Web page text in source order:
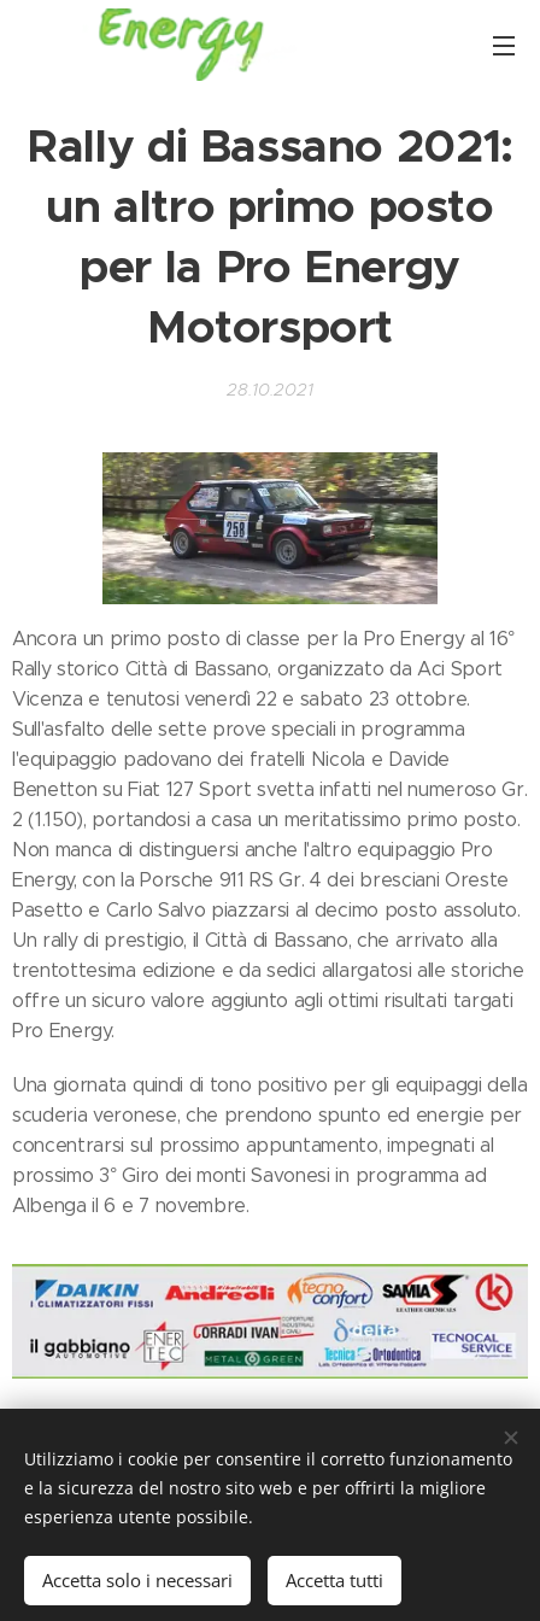
Rally di Bassano 2021:
un altro primo posto
per la Pro Energy
Motorsport
28.10.2021
Ancora un primo posto di classe per la Pro Energy al 16°
Rally storico Città di Bassano, organizzato da Aci Sport
Vicenza e tenutosi venerdì 22 e sabato 23 ottobre.
Sull'asfalto delle sette prove speciali in programma
l'equipaggio padovano dei fratelli Nicola e Davide
Benetton su Fiat 127 Sport svetta infatti nel numeroso Gr.
2 (1.150), portandosi a casa un meritatissimo primo posto.
Non manca di distinguersi anche l'altro equipaggio Pro
Energy, con la Porsche 911 RS Gr. 4 dei bresciani Oreste
Pasetto e Carlo Salvo piazzarsi al decimo posto assoluto.
Un rally di prestigio, il Città di Bassano, che arrivato alla
trentottesima edizione e da sedici allargatosi alle storiche
offre un sicuro valore aggiunto agli ottimi risultati targati
Pro Energy.
Una giornata quindi di tono positivo per gli equipaggi della
scuderia veronese, che prendono spunto ed energie per
concentrarsi sul prossimo appuntamento, impegnati al
prossimo 3° Giro dei monti Savonesi in programma ad
Albenga il 6 e 7 novembre.
© 2017-2024 Pro Energy Motorsport I All Rights Reserved
Cookies
Utilizziamo i cookie per consentire il corretto funzionamento
e la sicurezza del nostro sito web e per offrirti la migliore
esperienza utente possibile.
Accetta solo i necessari Accetta tutti